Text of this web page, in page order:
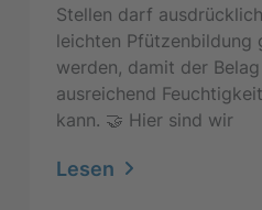
Stellen darf
leichten Pfützenbildung
werden, damit der
ausreichend
kann. 🤝 Hier sind wir
Lesen